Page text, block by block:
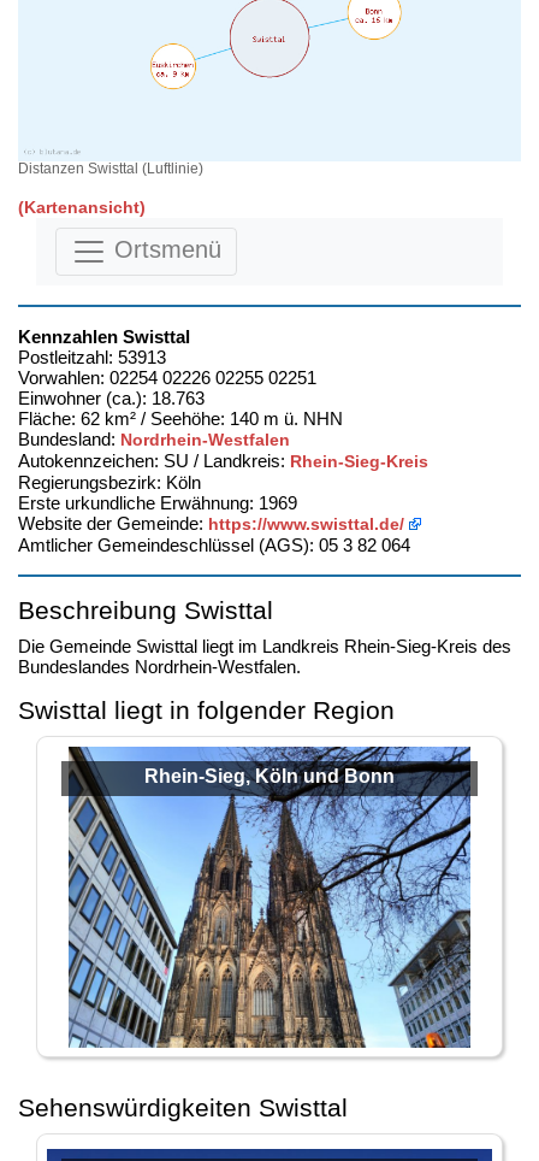
Distanzen Swisttal (Luftlinie)
(Kartenansicht)
Ortsmenü
Kennzahlen Swisttal
Postleitzahl: 53913
Vorwahlen: 02254 02226 02255 02251
Einwohner (ca.): 18.763
Fläche: 62 km² / Seehöhe: 140 m ü. NHN
Bundesland: Nordrhein-Westfalen
Autokennzeichen: SU / Landkreis: Rhein-Sieg-Kreis
Regierungsbezirk: Köln
Erste urkundliche Erwähnung: 1969
Website der Gemeinde: https://www.swisttal.de/
Amtlicher Gemeindeschlüssel (AGS): 05 3 82 064
Beschreibung Swisttal
Die Gemeinde Swisttal liegt im Landkreis Rhein-Sieg-Kreis des
Bundeslandes Nordrhein-Westfalen.
Swisttal liegt in folgender Region
Rhein-Sieg, Köln und Bonn
Sehenswürdigkeiten Swisttal